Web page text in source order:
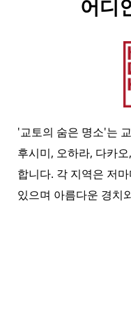
어디
'교토의 숨은 명소'는
후시미, 오하라, 다카
합니다. 각 지역은 저
있으며 아름다운 경치